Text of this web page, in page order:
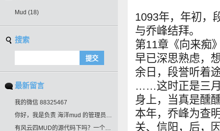
1093年，年初，
与乔峰结拜。
第11章《向来痴
早已深思熟虑，
余日，段誉听着
……这时正是三月
身上，当真是醺
本年，乔峰为查
关、信阳，后，
Mud (18)
搜索
最新留言
我的微信 88325467
你好，我是负责 海洋mud 的管理员，最
有风云四MUD的源代码下吗？一个老玩家，